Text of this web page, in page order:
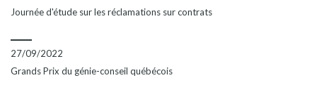
Journée d'étude sur les réclamations sur contrats
27/09/2022
Grands Prix du génie-conseil québécois